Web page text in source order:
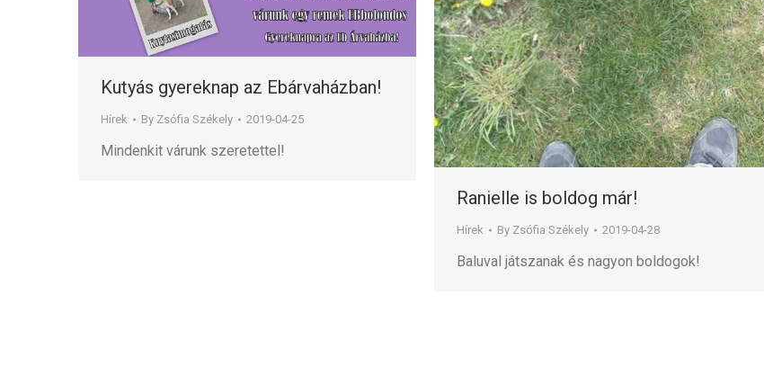
Ranielle is boldog már!
Hírek By Zsófia Székely 2019-04-28
Baluval játszanak és nagyon boldogok!
Kutyás gyereknap az Ebárvaházban!
Hírek By Zsófia Székely 2019-04-25
Mindenkit várunk szeretettel!